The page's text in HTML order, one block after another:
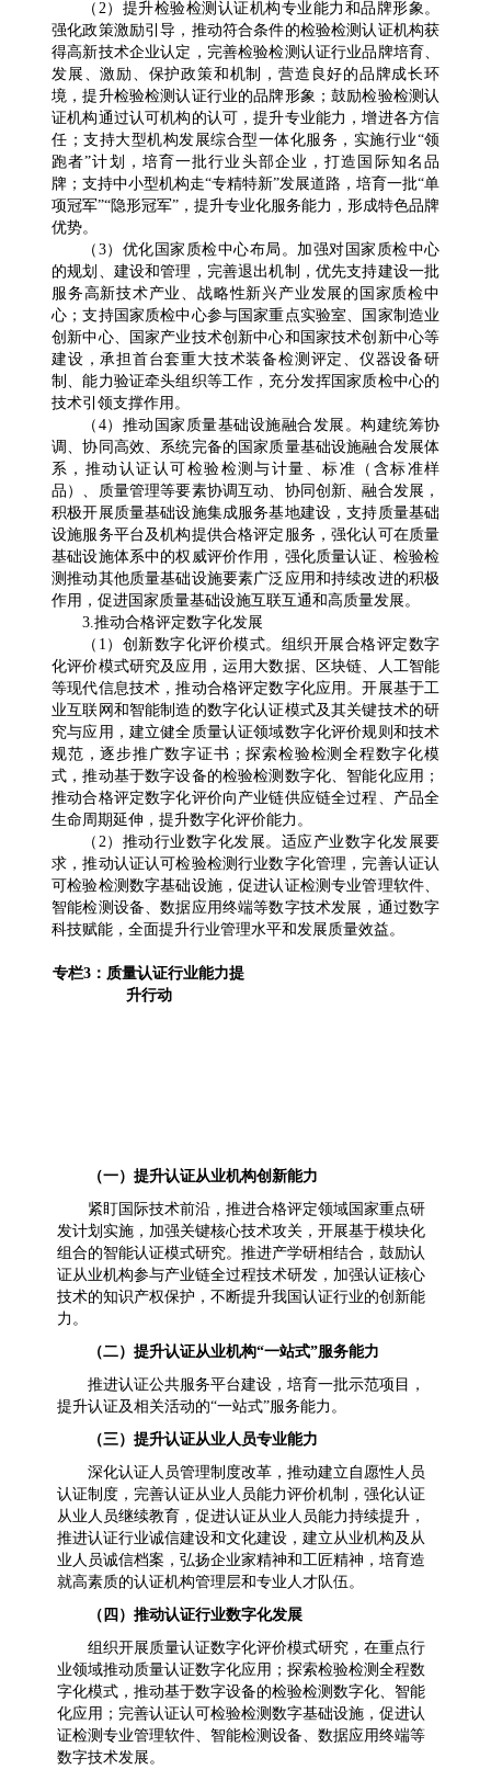
（2）提升检验检测认证机构专业能力和品牌形象。
强化政策激励引导，推动符合条件的检验检测认证机构获
得高新技术企业认定，完善检验检测认证行业品牌培育、
发展、激励、保护政策和机制，营造良好的品牌成长环
境，提升检验检测认证行业的品牌形象；鼓励检验检测认
证机构通过认可机构的认可，提升专业能力，增进各方信
任；支持大型机构发展综合型一体化服务，实施行业“领
跑者”计划，培育一批行业头部企业，打造国际知名品
牌；支持中小型机构走“专精特新”发展道路，培育一批“单
项冠军”“隐形冠军”，提升专业化服务能力，形成特色品牌
优势。
（3）优化国家质检中心布局。加强对国家质检中心
的规划、建设和管理，完善退出机制，优先支持建设一批
服务高新技术产业、战略性新兴产业发展的国家质检中
心；支持国家质检中心参与国家重点实验室、国家制造业
创新中心、国家产业技术创新中心和国家技术创新中心等
建设，承担首台套重大技术装备检测评定、仪器设备研
制、能力验证牵头组织等工作，充分发挥国家质检中心的
技术引领支撑作用。
（4）推动国家质量基础设施融合发展。构建统筹协
调、协同高效、系统完备的国家质量基础设施融合发展体
系，推动认证认可检验检测与计量、标准（含标准样
品）、质量管理等要素协调互动、协同创新、融合发展，
积极开展质量基础设施集成服务基地建设，支持质量基础
设施服务平台及机构提供合格评定服务，强化认可在质量
基础设施体系中的权威评价作用，强化质量认证、检验检
测推动其他质量基础设施要素广泛应用和持续改进的积极
作用，促进国家质量基础设施互联互通和高质量发展。
3.推动合格评定数字化发展
（1）创新数字化评价模式。组织开展合格评定数字
化评价模式研究及应用，运用大数据、区块链、人工智能
等现代信息技术，推动合格评定数字化应用。开展基于工
业互联网和智能制造的数字化认证模式及其关键技术的研
究与应用，建立健全质量认证领域数字化评价规则和技术
规范，逐步推广数字证书；探索检验检测全程数字化模
式，推动基于数字设备的检验检测数字化、智能化应用；
推动合格评定数字化评价向产业链供应链全过程、产品全
生命周期延伸，提升数字化评价能力。
（2）推动行业数字化发展。适应产业数字化发展要
求，推动认证认可检验检测行业数字化管理，完善认证认
可检验检测数字基础设施，促进认证检测专业管理软件、
智能检测设备、数据应用终端等数字技术发展，通过数字
科技赋能，全面提升行业管理水平和发展质量效益。
专栏3：质量认证行业能力提
升行动
（一）提升认证从业机构创新能力
紧盯国际技术前沿，推进合格评定领域国家重点研
发计划实施，加强关键核心技术攻关，开展基于模块化
组合的智能认证模式研究。推进产学研相结合，鼓励认
证从业机构参与产业链全过程技术研发，加强认证核心
技术的知识产权保护，不断提升我国认证行业的创新能
力。
（二）提升认证从业机构“一站式”服务能力
推进认证公共服务平台建设，培育一批示范项目，
提升认证及相关活动的“一站式”服务能力。
（三）提升认证从业人员专业能力
深化认证人员管理制度改革，推动建立自愿性人员
认证制度，完善认证从业人员能力评价机制，强化认证
从业人员继续教育，促进认证从业人员能力持续提升，
推进认证行业诚信建设和文化建设，建立从业机构及从
业人员诚信档案，弘扬企业家精神和工匠精神，培育造
就高素质的认证机构管理层和专业人才队伍。
（四）推动认证行业数字化发展
组织开展质量认证数字化评价模式研究，在重点行
业领域推动质量认证数字化应用；探索检验检测全程数
字化模式，推动基于数字设备的检验检测数字化、智能
化应用；完善认证认可检验检测数字基础设施，促进认
证检测专业管理软件、智能检测设备、数据应用终端等
数字技术发展。